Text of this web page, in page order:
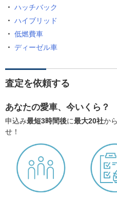
ハッチバック
ハイブリッド
低燃費車
ディーゼル車
査定を依頼する
あなたの愛車、今いくら？
申込み最短3時間後に最大20社か
せ！